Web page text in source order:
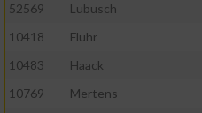
52569
Lubusch
10418
Fluhr
10483
Haack
10769
Mertens